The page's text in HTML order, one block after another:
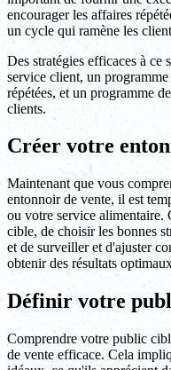
encourager les affaires
un cycle qui ramène les
Des stratégies efficaces à ce
service client, un
répétées, et un programme
clients.
Créer votre
Maintenant que vous
entonnoir de vente, il est
ou votre service
cible, de choisir les bonnes
et de surveiller et d'ajuster
obtenir des résultats
Définir votre
Comprendre votre public
de vente efficace. Cela